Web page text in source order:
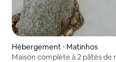
Hébergement ⋅ Matinhos
Maison complète à 2 pâtés de